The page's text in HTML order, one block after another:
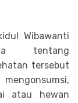
Wibawanti
tentang
tersebut
atau hewan